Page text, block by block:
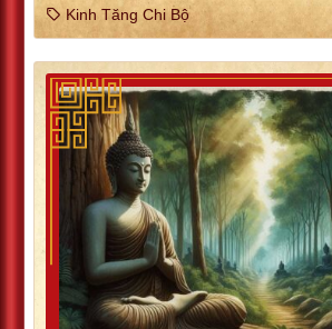
Kinh Tăng Chi Bộ